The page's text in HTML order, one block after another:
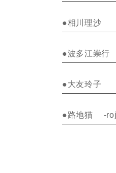
●相川理沙
●波多江崇行
●大友玲子
●路地猫 -